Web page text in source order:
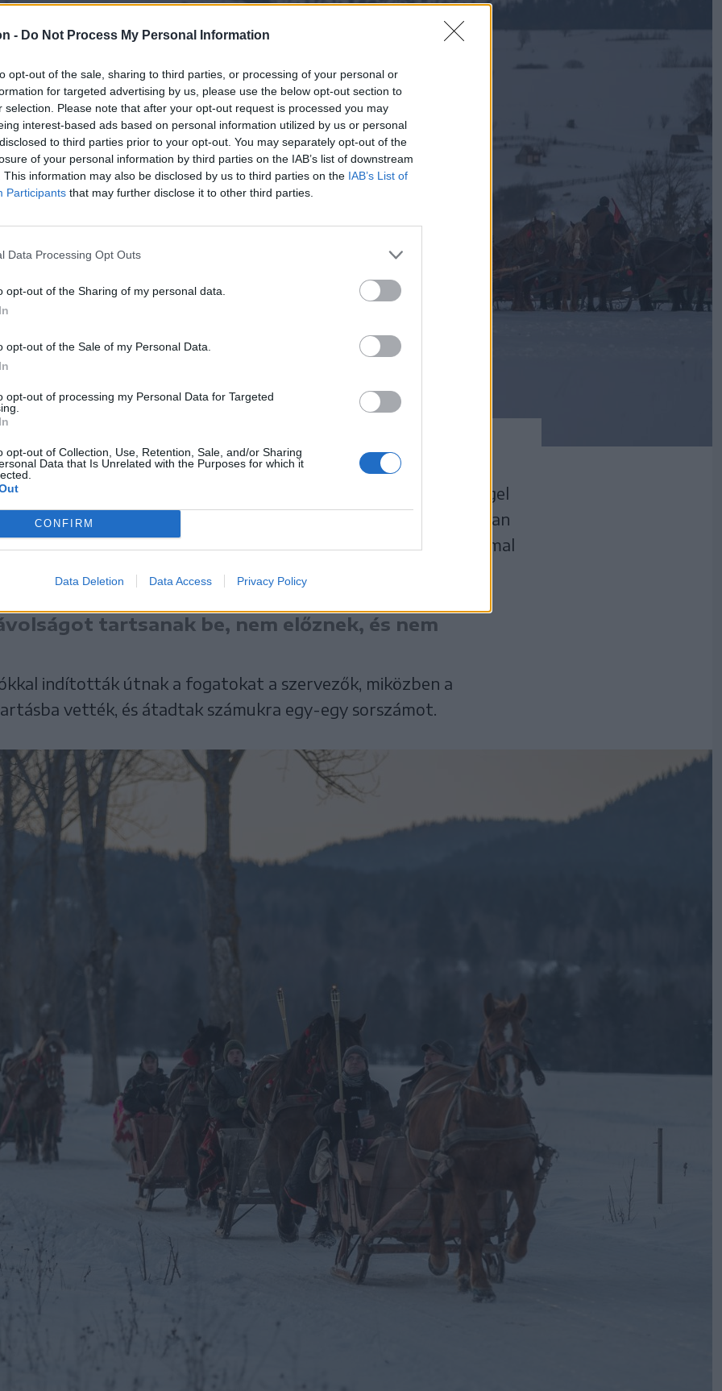
- Do Not Process My Personal Information
opt-out of the sale, sharing to third parties, or processing of your personal or
for targeted advertising by us, please use the below opt-out section to
selection. Please note that after your opt-out request is processed you may
interest-based ads based on personal information utilized by us or personal
to third parties prior to your opt-out. You may separately opt-out of the
of your personal information by third parties on the IAB’s list of downstream
This information may also be disclosed by us to third parties on the IAB’s List of
Participants that may further disclose it to other third parties.
Data Processing Opt Outs
opt-out of the Sharing of my personal data.
opt-out of the Sale of my Personal Data.
opt-out of processing my Personal Data for Targeted
opt-out of Collection, Use, Retention, Sale, and/or Sharing
Data that Is Unrelated with the Purposes for which it
CONFIRM
Data Deletion Data Access Privacy Policy
tartotta vissza a lótartó gazdákat attól, hogy vasárnap reggel
a csíkjenőfalvi Tercsi húsfeldolgozónál. Közel nyolcvan
a csíkkarcfalvi közbirtokosság erdei házához, az első alkalommal
ünnep helyszínére.
tartsanak be, nem előznek, és nem
indították útnak a fogatokat a szervezők, miközben a
vették, és átadtak számukra egy-egy sorszámot.